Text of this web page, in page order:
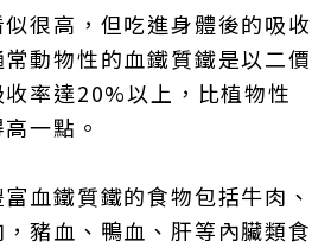
很高，但吃進身體後的吸收
動物性的血鐵質鐵是以二價
率達20%以上，比植物性
一點。
血鐵質鐵的食物包括牛肉、
豬血、鴨血、肝等內臟類食